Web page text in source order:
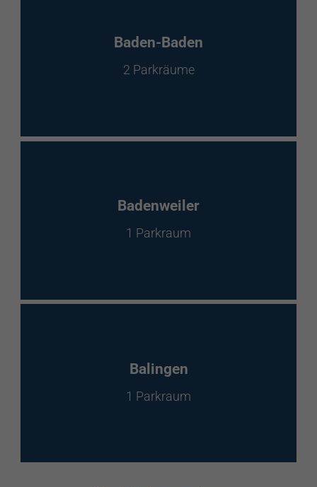
Baden-Baden
2 Parkräume
Badenweiler
1 Parkraum
Balingen
1 Parkraum